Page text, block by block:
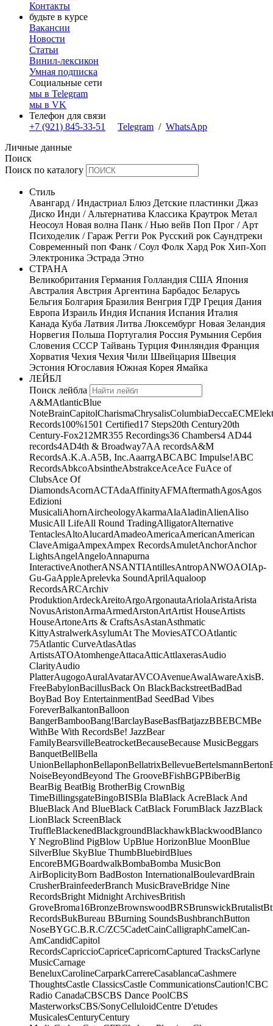
Контакты
будьте в курсе
Вакансии
Новости
Статьи
Винил-лексикон
Умная подписка
Социальные сети
мы в Telegram
мы в VK
Телефон для связи
+7 (921) 845-33-51
Telegram / WhatsApp
Личные данные
Поиск
Поиск по каталогу
Стиль
Авангард / Индастриал Блюз Детские пластинки Джаз
Диско Инди / Альтернатива Классика Краутрок Метал
Неосоул Новая волна Панк / Нью вейв Поп Прог / Арт
Психоделик / Гараж Регги Рок Русский рок Саундтреки
Современный поп Фанк / Соул Фолк Хард Рок Хип-Хоп
Электроника Эстрада Этно
СТРАНА
Великобритания Германия Голландия США Япония
Австралия Австрия Аргентина Барбадос Беларусь
Бельгия Болгария Бразилия Венгрия ГДР Греция Дания
Европа Израиль Индия Испания Испания Италия
Канада Куба Латвия Литва Люксембург Новая Зеландия
Норвегия Польша Португалия Россия Румыния Сербия
Словения СССР Тайвань Турция Финляндия Франция
Хорватия Чехия Чехия Чили Швейцария Швеция
Эстония Югославия Южная Корея Ямайка
ЛЕЙБЛ
Поиск лейбла
A&MAtlanticBlue
NoteBrainCapitolCharismaChrysalisColumbiaDeccaECM
Records100%1501 Certified17 Steps20th Century20th
Century-Fox21 2MR355 Recordings36 Chambers4 AD44
records4AD4th & Broadway7AA recordsA&M
RecordsA.K.A.A5B, Inc.AaarrgABCABC Impulse!ABC
RecordsAbkcoAbsintheAbstrakceAceAce FuAce of
ClubsAce Of
DiamondsAcornACTAdaAffinityAFMAftermathAgosAgos
Edizioni
MusicaliAhornAircheologyAkarmaAlaAladinAlienAliso
MusicAll LifeAll Round TradingAlligatorAlternative
TentaclesAltoAlucardAmadeoAmericaAmericanAmerican
ClaveAmigaAmpexAmpex RecordsAmuletAnchorAnchor
LightsAngelAngeloAnnapurna
InteractiveAnotherANSANTIAntillesAntropANWOAOIAp-
Gu-GaAppleAprelevka SoundAprilAqualoop
RecordsARCArchiv
ProduktionArdeckAreitoArgoArgonautaAriolaAristaArista
NovusAristonArmaArmedArstonArtArtist HouseArtists
HouseArtoneArts & CraftsAsAstanAsthmatic
KittyAstralwerkAsylumAt The MoviesATCOAtlantic
75Atlantic CurveAtlasAtlas
ArtistsATOAtomhengeAttacaAtticAttlaxerasAudio
ClarityAudio
PlatterAugogoAuralAvatarAVCOAvenueAwalAwareAxisB.
FreeBabylonBacillusBack On BlackBackstreetBadBad
BoyBad Boy EntertainmentBad SeedBad Vibes
ForeverBalkantonBalloon
BangerBambooBang!BarclayBaseBasfBatjazzBBEBCMBe
WithBe With RecordsBe! JazzBear
FamilyBearsvilleBeatrocketBecauseBecause MusicBeggars
BanquetBellBella
UnionBellaphonBellaponBellatrixBellevueBertelsmannBerton
NoiseBeyondBeyond The GrooveBFishBGPBiberBig
BearBig BeatBig BrotherBig CrownBig
TimeBillingsgateBingoBISBla BlaBlack AcreBlack And
BlueBlack And BlueBlack CatBlack ForumBlack JazzBlack
LionBlack ScreenBlack
TruffleBlackenedBlackgroundBlackhawkBlackwoodBlanco
Y NegroBlind PigBlow UpBlue HorizonBlue MoonBlue
SilverBlue SkyBlue ThumbBluebirdBlues
EncoreBMGBoardwalkBombaBomba MusicBon
AirBoplicityBorn BadBoston InternationalBoulevardBrain
CrusherBrainfeederBranch MusicBraveBridge Nine
RecordsBright Midnight ArchivesBritish
GroveBroma16BronzeBrownswoodBRSBrunswickBrutalist
RecordsBukBureau BBurning SoundsBushbranchButton
NoseBYGC.B.R.C/ZC5CadetCainCalligraphCamelCan-
AmCandidCapitol
RecordsCapriccioCapriceCapricornCaptured TracksCarlyne
MusicCarnage
BeneluxCarolineCarparkCarrereCasablancaCashmere
ThoughtsCastle ClassicsCastle CommunicationsCaution!CBC
Radio CanadaCBSCBS Dance PoolCBS
MasterworksCBS/SonyCelluloidCentre D'etudes
MusicalesCenturyCentury